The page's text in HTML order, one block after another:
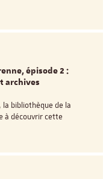
épisode 2 :
archives
la bibliothèque de la
à découvrir cette